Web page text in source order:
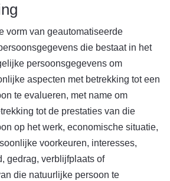
vorm van geautomatiseerde
die bestaat in het
persoonsgegevens om
aspecten met betrekking tot een
te evalueren, met name om
tot de prestaties van die
op het werk, economische situatie,
voorkeuren, interesses,
gedrag, verblijfplaats of
die natuurlijke persoon te